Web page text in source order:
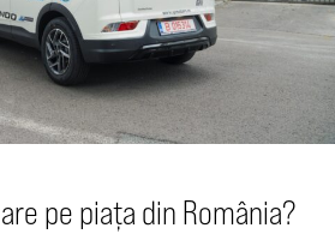
pe piața din România?